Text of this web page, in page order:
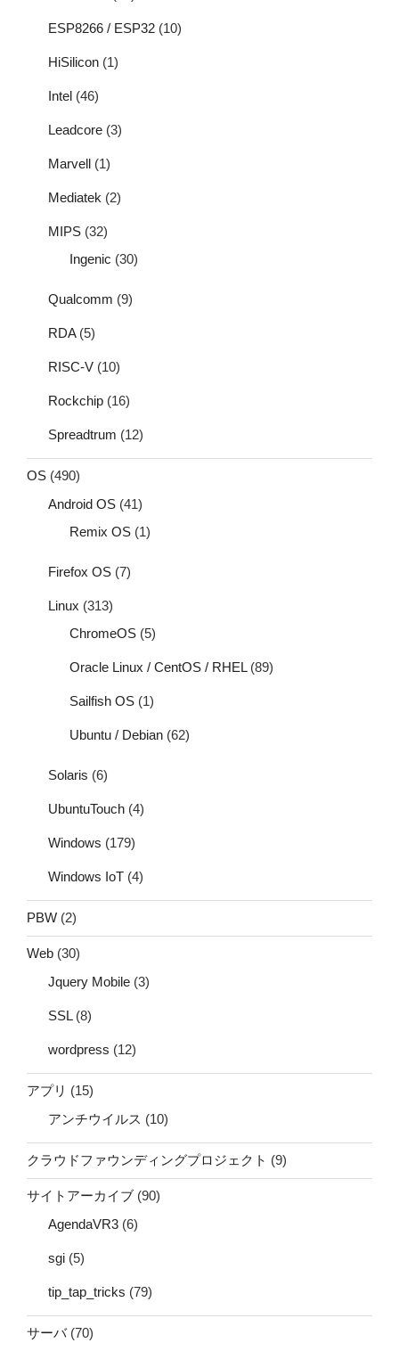
ESP8266 / ESP32 (10)
HiSilicon (1)
Intel (46)
Leadcore (3)
Marvell (1)
Mediatek (2)
MIPS (32)
Ingenic (30)
Qualcomm (9)
RDA(5)
RISC-V (10)
Rockchip (16)
Spreadtrum (12)
OS (490)
Android OS (41)
Remix OS (1)
Firefox OS (7)
Linux (313)
ChromeOS (5)
Oracle Linux / CentOS / RHEL(89)
Sailfish OS (1)
Ubuntu / Debian (62)
Solaris (6)
UbuntuTouch (4)
Windows (179)
Windows IoT (4)
PBW (2)
Web (30)
Jquery Mobile (3)
SSL(8)
wordpress (12)
アプリ (15)
アンチウイルス (10)
クラウドファウンディングプロジェクト (9)
サイトアーカイブ (90)
AgendaVR3 (6)
sgi (5)
tip_tap_tricks (79)
サーバ(70)